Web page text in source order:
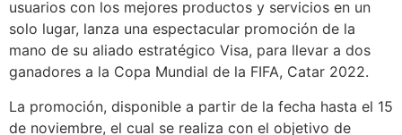
usuarios con los mejores productos y servicios en un
solo lugar, lanza una espectacular promoción de la
mano de su aliado estratégico Visa, para llevar a dos
ganadores a la Copa Mundial de la FIFA, Catar 2022.
La promoción, disponible a partir de la fecha hasta el 15
de noviembre, el cual se realiza con el objetivo de